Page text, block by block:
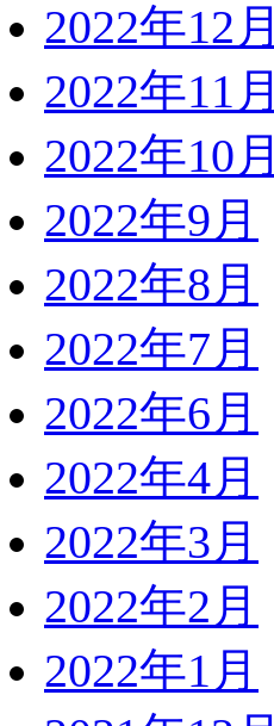
2022年12月
2022年11月
2022年10月
2022年9月
2022年8月
2022年7月
2022年6月
2022年4月
2022年3月
2022年2月
2022年1月